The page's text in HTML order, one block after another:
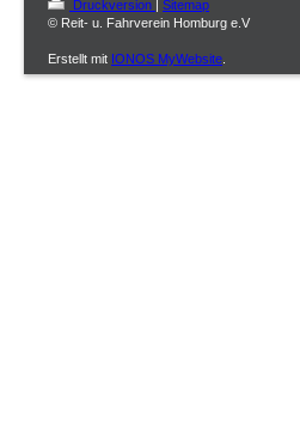
Druckversion
Sitemap
© Reit- u. Fahrverein Homburg e.V
Erstellt mit IONOS MyWebsite